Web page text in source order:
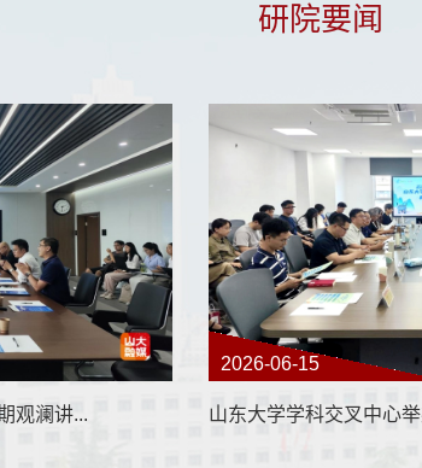
研院要闻
观澜讲...
2026-06-15
山东大学学科交叉中心